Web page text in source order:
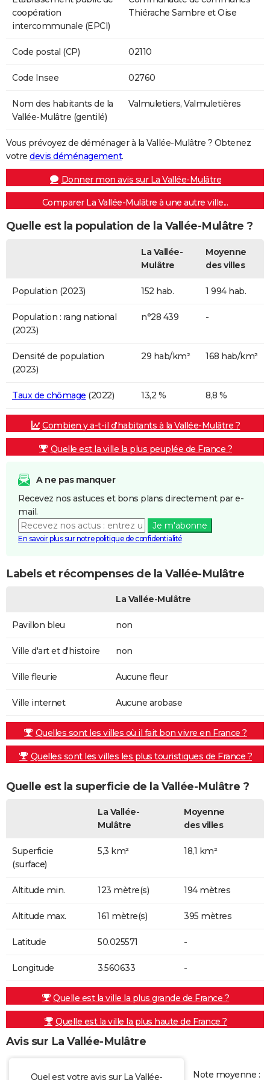
coopération
intercommunale (EPCI)
Thiérache Sambre et Oise
Code postal (CP) 02110
Code Insee 02760
Nom des habitants de la
Vallée-Mulâtre (gentilé)
Valmuletiers, Valmuletières
Vous prévoyez de déménager à la Vallée-Mulâtre ? Obtenez
votre devis déménagement.
Donner mon avis sur La Vallée-Mulâtre
Comparer La Vallée-Mulâtre à une autre ville...
Quelle est la population de la Vallée-Mulâtre ?
La Vallée-
Mulâtre
Moyenne
des villes
Population (2023) 152 hab. 1 994 hab.
Population : rang national
(2023)
n°28 439 -
Densité de population
(2023)
29 hab/km² 168 hab/km²
Taux de chômage (2022) 13,2 % 8,8 %
Combien y a-t-il d'habitants à la Vallée-Mulâtre ?
Quelle est la ville la plus peuplée de France ?
A ne pas manquer
Recevez nos astuces et bons plans directement par e-
mail.
Je m'abonne
En savoir plus sur notre politique de confidentialité
Labels et récompenses de la Vallée-Mulâtre
La Vallée-Mulâtre
Pavillon bleu non
Ville d'art et d'histoire non
Ville fleurie Aucune fleur
Ville internet Aucune arobase
Quelles sont les villes où il fait bon vivre en France ?
Quelles sont les villes les plus touristiques de France ?
Quelle est la superficie de la Vallée-Mulâtre ?
La Vallée-
Mulâtre
Moyenne
des villes
Superficie
(surface)
5,3 km² 18,1 km²
Altitude min. 123 mètre(s) 194 mètres
Altitude max. 161 mètre(s) 395 mètres
Latitude 50.025571 -
Longitude 3.560633 -
Quelle est la ville la plus grande de France ?
Quelle est la ville la plus haute de France ?
Avis sur La Vallée-Mulâtre
Quel est votre avis sur La Vallée- Note moyenne :